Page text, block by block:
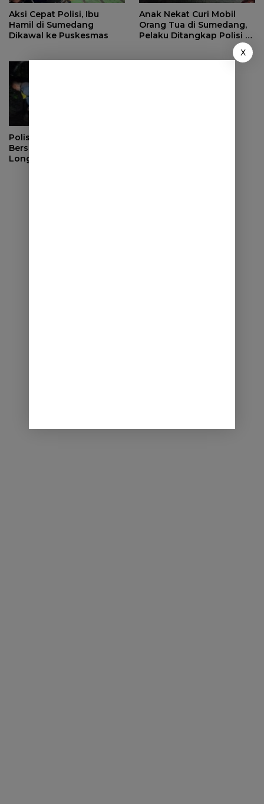
Aksi Cepat Polisi, Ibu
Hamil di Sumedang
Dikawal ke Puskesmas
Anak Nekat Curi Mobil
Orang Tua di Sumedang,
Pelaku Ditangkap Polisi di
Polisi dan Warga
Bersihkan Material
Longsor di Buahdua
X